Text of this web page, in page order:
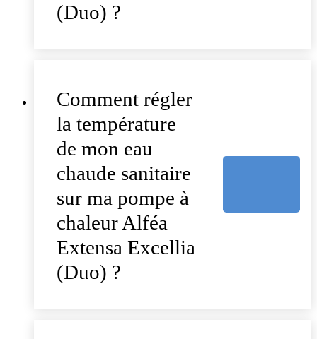
(Duo) ?
Comment régler
la température
de mon eau
chaude sanitaire
sur ma pompe à
chaleur Alféa
Extensa Excellia
(Duo) ?